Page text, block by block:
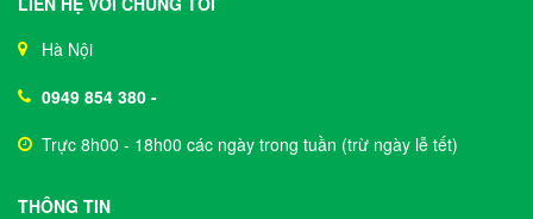
Hà Nội
0949 854 380 -
Trực 8h00 - 18h00 các ngày trong tuần (trừ ngày lễ tết)
THÔNG TIN